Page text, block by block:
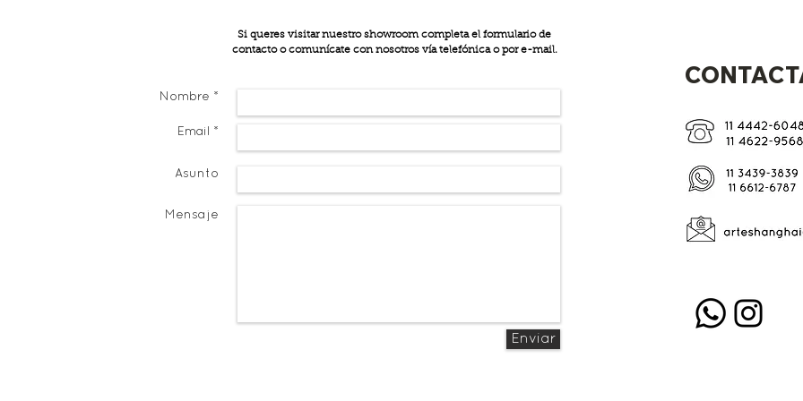
Si queres visitar nuestro showroom completa el formulario de
contacto o comunícate con nosotros vía telefónica o por e-mail.
Nombre *
Email *
Asunto
Mensaje
Enviar